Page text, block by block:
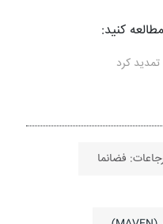
کنید:
فضانما